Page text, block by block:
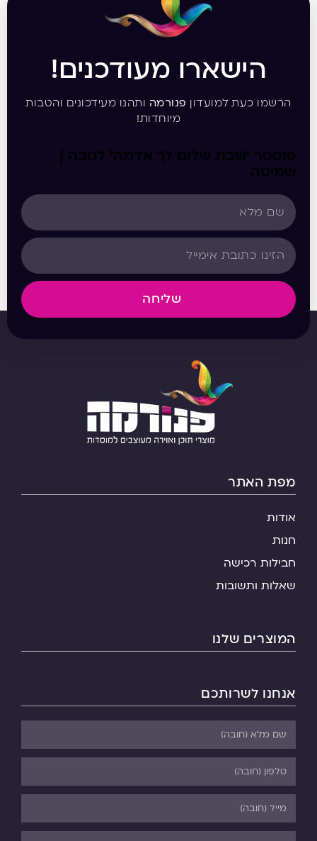
הישארו מעודכנים!
הרשמו כעת למועדון פנורמה ותהנו מעידכונים והטבות
מיוחדות!
פוסטר ‘שבת שלום לך אדמה’ לגובה |
שמיטה
שליחה
מפת האתר
אודות
חנות
חבילות רכישה
שאלות ותשובות
המוצרים שלנו
אנחנו לשרותכם